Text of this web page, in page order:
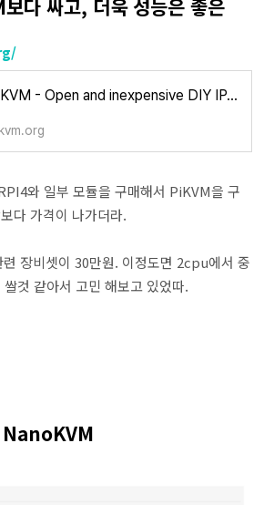
다 싸고, 더욱 성능은 좋은
PiKVM - Open and inexpensive DIY IP-KVM on Raspberry Pi
와 일부 모듈을 구매해서 PiKVM을 구
다 가격이 나가더라.
장비셋이 30만원. 이정도면 2cpu에서 중
것 같아서 고민 해보고 있었따.
NanoKVM